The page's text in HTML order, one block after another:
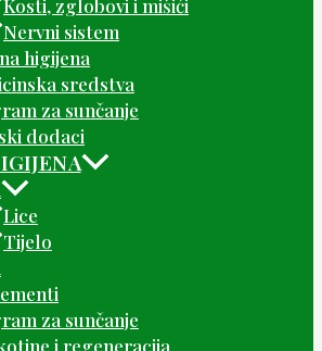
Kosti, zglobovi i mišići
Nervni sistem
higijena
sredstva
za sunčanje
dodaci
Lice
Tijelo
za sunčanje
i regeneracija